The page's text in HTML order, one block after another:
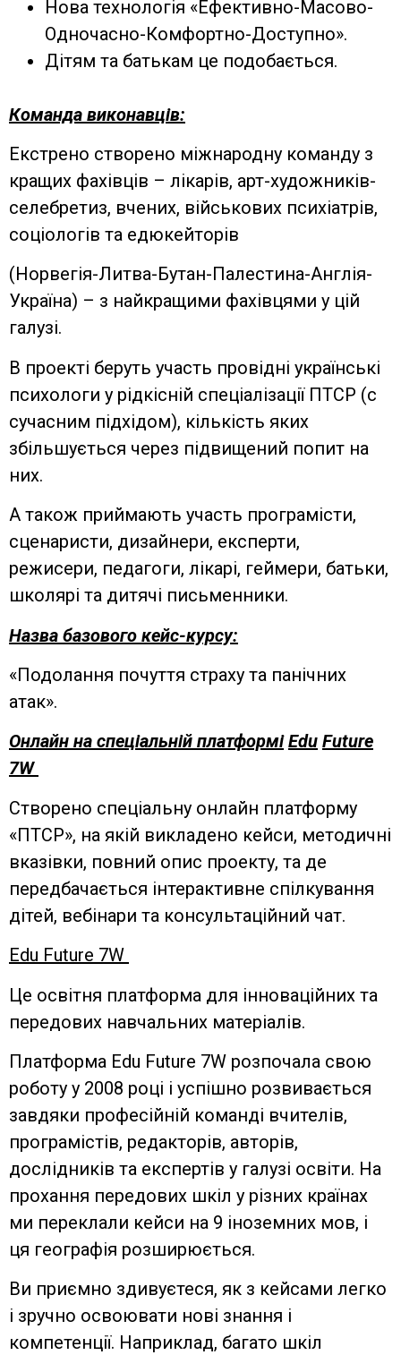
Нова технологія «Ефективно-Масово-
Одночасно-Комфортно-Доступно».
Дітям та батькам це подобається.
Команда виконавців:
Екстрено створено міжнародну команду з
кращих фахівців – лікарів, арт-художників-
селебретиз, вчених, військових психіатрів,
соціологів та едюкейторів
(Норвегія-Литва-Бутан-Палестина-Англія-
Україна) – з найкращими фахівцями у цій
галузі.
В проекті беруть участь провідні українські
психологи у рідкісній спеціалізації ПТСР (с
сучасним підхідом), кількість яких
збільшується через підвищений попит на
них.
А також приймають участь програмісти,
сценаристи, дизайнери, експерти,
режисери, педагоги, лікарі, геймери, батьки,
школярі та дитячі письменники.
Назва базового кейс-курсу:
«Подолання почуття страху та панічних
атак».
Онлайн на спеціальній платформі Edu Future
7W
Створено спеціальну онлайн платформу
«ПТСР», на якій викладено кейси, методичні
вказівки, повний опис проекту, та де
передбачається інтерактивне спілкування
дітей, вебiнари та консультаційний чат.
Edu Future 7W
Це освітня платформа для інноваційних та
передових навчальних матеріалів.
Платформа Edu Future 7W розпочала свою
роботу у 2008 році і успішно розвивається
завдяки професійній команді вчителів,
програмістів, редакторів, авторів,
дослідників та експертів у галузі освіти. На
прохання передових шкіл у різних країнах
ми переклали кейси на 9 іноземних мов, і
ця географія розширюється.
Ви приємно здивуєтеся, як з кейсами легко
і зручно освоювати нові знання і
компетенції. Наприклад, багато шкіл